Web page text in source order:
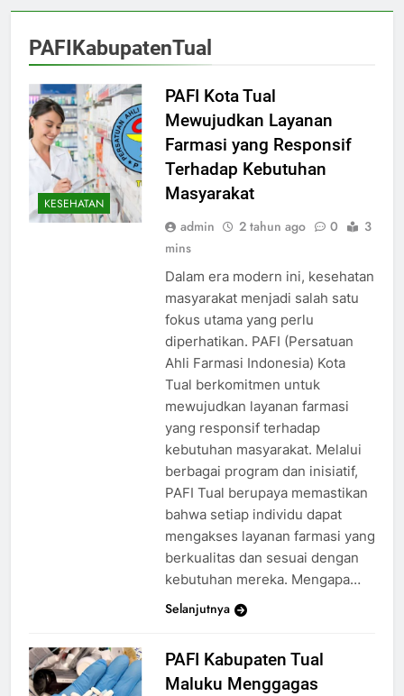
PAFIKabupatenTual
KESEHATAN
PAFI Kota Tual
Mewujudkan Layanan
Farmasi yang Responsif
Terhadap Kebutuhan
Masyarakat
admin 2 tahun ago 0
3
mins
Dalam era modern ini, kesehatan
masyarakat menjadi salah satu
fokus utama yang perlu
diperhatikan. PAFI (Persatuan
Ahli Farmasi Indonesia) Kota
Tual berkomitmen untuk
mewujudkan layanan farmasi
yang responsif terhadap
kebutuhan masyarakat. Melalui
berbagai program dan inisiatif,
PAFI Tual berupaya memastikan
bahwa setiap individu dapat
mengakses layanan farmasi yang
berkualitas dan sesuai dengan
kebutuhan mereka. Mengapa…
Selanjutnya
PAFI Kabupaten Tual
Maluku Menggagas